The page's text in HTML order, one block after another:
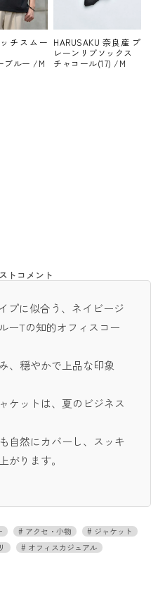
チスムー
ブルー /M
HARUSAKU 奈良産 プ
レーンリブソックス
チャコール(17) /M
トコメント
プに似合う、ネイビージ
ーTの知的オフィスコー
、穏やかで上品な印象
ケットは、夏のビジネス
自然にカバーし、スッキ
がります。
アクセ・小物
ジャケット
オフィスカジュアル